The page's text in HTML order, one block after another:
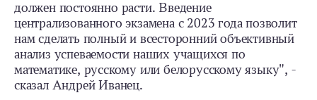
должен постоянно расти. Введение
централизованного экзамена с 2023 года позволит
нам сделать полный и всесторонний объективный
анализ успеваемости наших учащихся по
математике, русскому или белорусскому языку", -
сказал Андрей Иванец.